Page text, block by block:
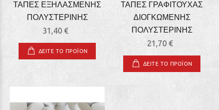
ΤΑΠΕΣ ΕΞΗΛΑΣΜΕΝΗΣ
ΠΟΛΥΣΤΕΡΙΝΗΣ
31,40 €
ΔΕΙΤΕ ΤΟ ΠΡΟΪΟΝ
ΤΑΠΕΣ ΓΡΑΦΙΤΟΥΧΑΣ
ΔΙΟΓΚΩΜΕΝΗΣ
ΠΟΛΥΣΤΕΡΙΝΗΣ
21,70 €
ΔΕΙΤΕ ΤΟ ΠΡΟΪΟΝ